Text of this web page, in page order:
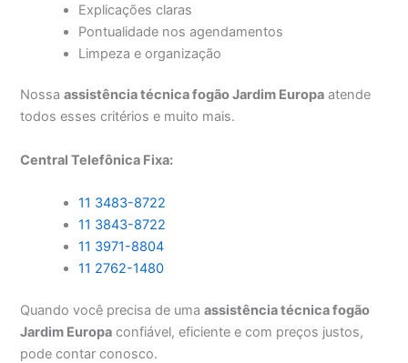
Explicações claras
Pontualidade nos agendamentos
Limpeza e organização
Nossaassistência técnica fogão Jardim Europa atende
todos esses critérios e muito mais.
Central Telefônica Fixa:
11 3483-8722
11 3843-8722
11 3971-8804
11 2762-1480
Quando você precisa de umaassistência técnica fogão
Jardim Europa confiável, eficiente e com preços justos,
pode contar conosco.